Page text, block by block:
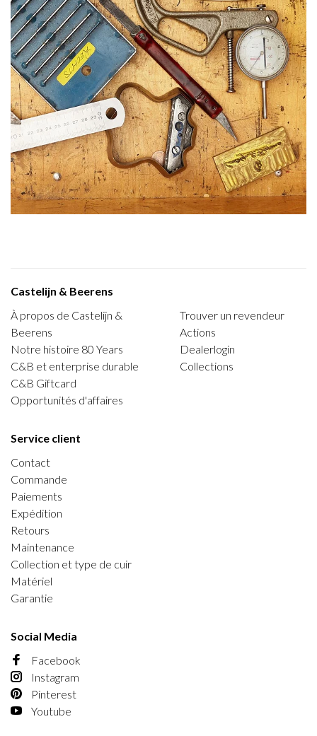
Castelijn & Beerens
À propos de Castelijn &
Beerens
Notre histoire 80 Years
C&B et enterprise durable
C&B Giftcard
Opportunités d'affaires
Trouver un revendeur
Actions
Dealerlogin
Collections
Service client
Contact
Commande
Paiements
Expédition
Retours
Maintenance
Collection et type de cuir
Matériel
Garantie
Social Media
Facebook
Instagram
Pinterest
Youtube